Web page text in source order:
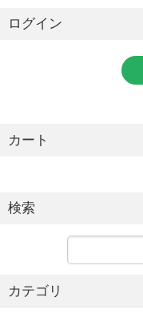
ログイン
カート
検索
カテゴリ